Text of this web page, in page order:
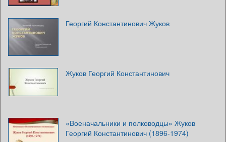
Георгий Константинович Жуков
Жуков Георгий Константинович
«Военачальники и полководцы» Жуков
Георгий Константинович (1896-1974)